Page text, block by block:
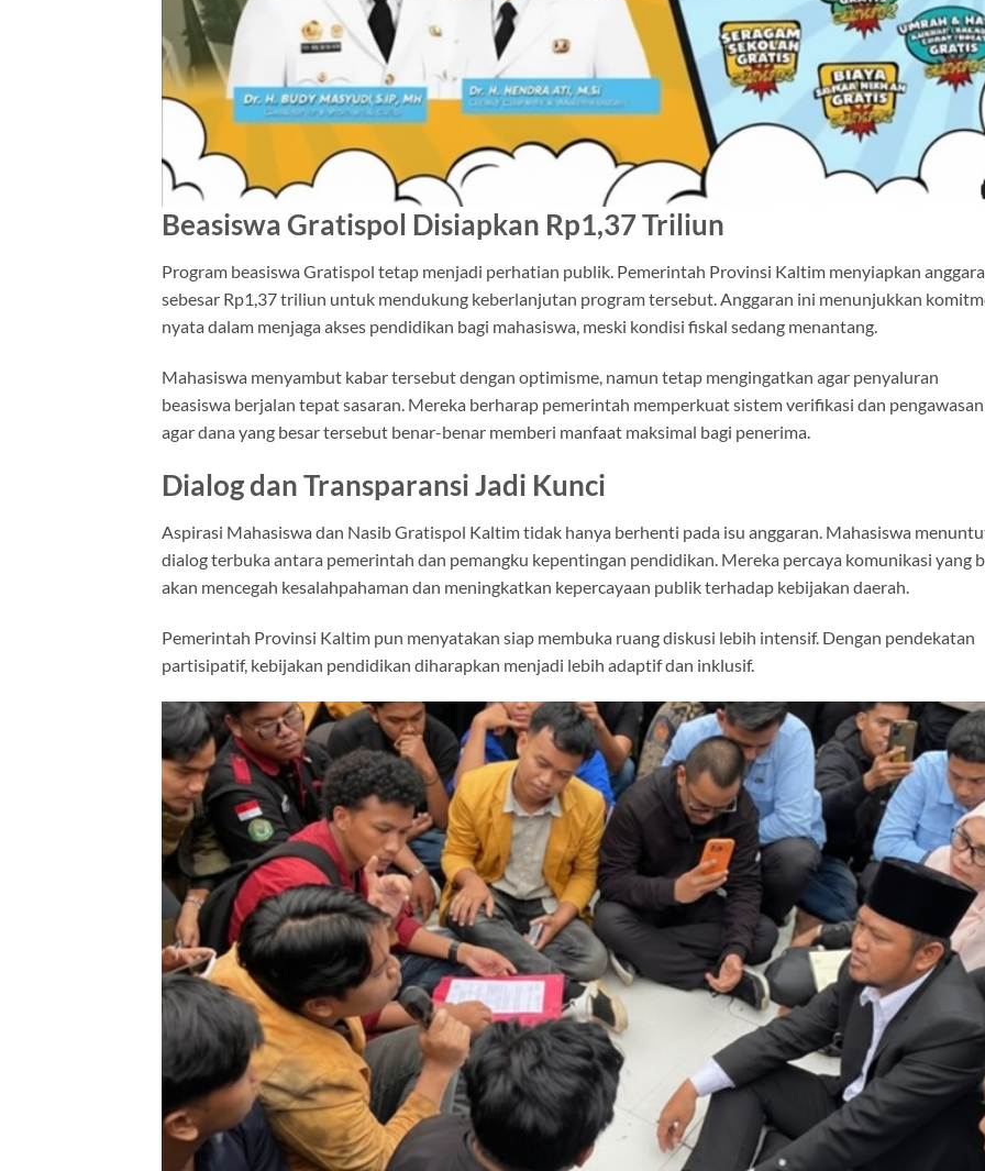
Beasiswa Gratispol Disiapkan Rp1,37 Triliun
Program beasiswa Gratispol tetap menjadi perhatian publik. Pemerintah Provinsi Kaltim menyiapkan
sebesar Rp1,37 triliun untuk mendukung keberlanjutan program tersebut. Anggaran ini menunjukkan
nyata dalam menjaga akses pendidikan bagi mahasiswa, meski kondisi fiskal sedang menantang.
Mahasiswa menyambut kabar tersebut dengan optimisme, namun tetap mengingatkan agar penyaluran
beasiswa berjalan tepat sasaran. Mereka berharap pemerintah memperkuat sistem verifikasi dan pengawasan
agar dana yang besar tersebut benar-benar memberi manfaat maksimal bagi penerima.
Dialog dan Transparansi Jadi Kunci
Aspirasi Mahasiswa dan Nasib Gratispol Kaltim tidak hanya berhenti pada isu anggaran. Mahasiswa
dialog terbuka antara pemerintah dan pemangku kepentingan pendidikan. Mereka percaya komunikasi yang
akan mencegah kesalahpahaman dan meningkatkan kepercayaan publik terhadap kebijakan daerah.
Pemerintah Provinsi Kaltim pun menyatakan siap membuka ruang diskusi lebih intensif. Dengan pendekatan
partisipatif, kebijakan pendidikan diharapkan menjadi lebih adaptif dan inklusif.